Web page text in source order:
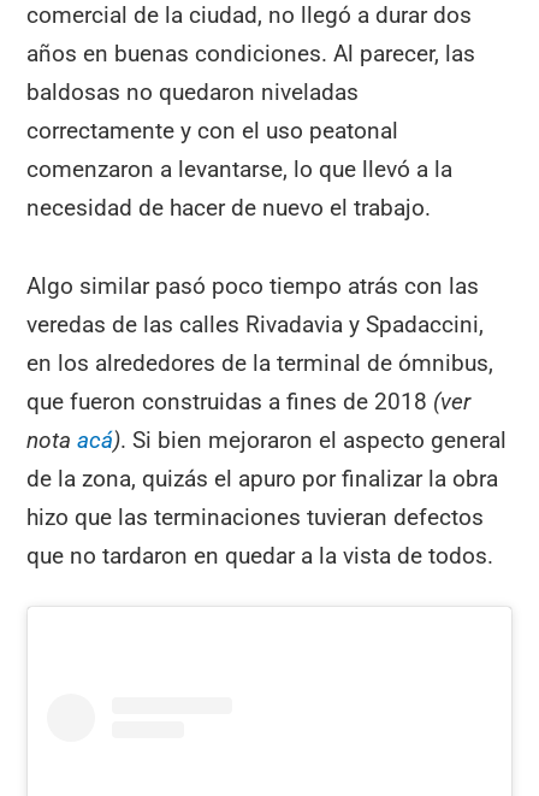
comercial de la ciudad, no llegó a durar dos
años en buenas condiciones. Al parecer, las
baldosas no quedaron niveladas
correctamente y con el uso peatonal
comenzaron a levantarse, lo que llevó a la
necesidad de hacer de nuevo el trabajo.
Algo similar pasó poco tiempo atrás con las
veredas de las calles Rivadavia y Spadaccini,
en los alrededores de la terminal de ómnibus,
que fueron construidas a fines de 2018 (ver
notaacá). Si bien mejoraron el aspecto general
de la zona, quizás el apuro por finalizar la obra
hizo que las terminaciones tuvieran defectos
que no tardaron en quedar a la vista de todos.